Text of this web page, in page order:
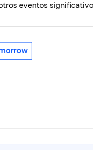
eventos